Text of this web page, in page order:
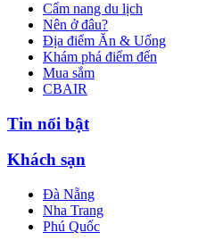
Cẩm nang du lịch
Nên ở đâu?
Địa điểm Ăn & Uống
Khám phá điểm đến
Mua sắm
CBAIR
Tin nổi bật
Khách sạn
Đà Nẵng
Nha Trang
Phú Quốc